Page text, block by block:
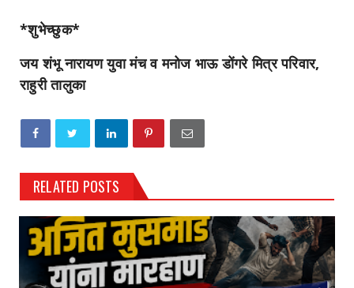
*शुभेच्छुक*
जय शंभू नारायण युवा मंच व मनोज भाऊ डोंगरे मित्र परिवार,
राहुरी तालुका
RELATED POSTS